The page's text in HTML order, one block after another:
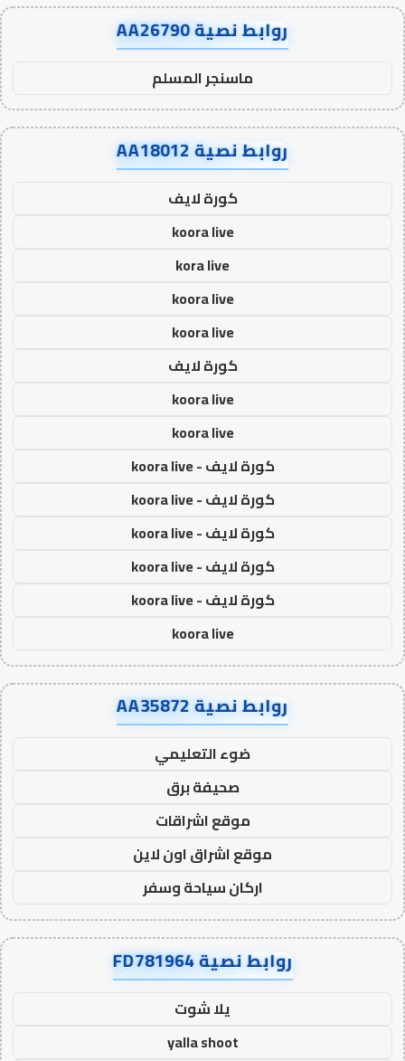
روابط نصية AA26790
ماسنجر المسلم
روابط نصية AA18012
كورة لايف
koora live
kora live
koora live
koora live
كورة لايف
koora live
koora live
كورة لايف - koora live
كورة لايف - koora live
كورة لايف - koora live
كورة لايف - koora live
كورة لايف - koora live
koora live
روابط نصية AA35872
ضوء التعليمي
صحيفة برق
موقع اشراقات
موقع اشراق اون لاين
اركان سياحة وسفر
روابط نصية FD781964
يلا شوت
yalla shoot